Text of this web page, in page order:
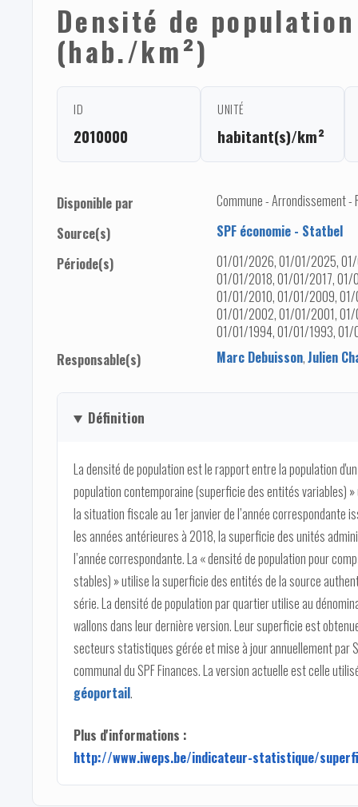
Densité de
(hab./km²)
ID
2010000
UNITÉ
habitant(s)/km²
Disponible par
Commune - Arrondissement -
Source(s)
SPF économie - Statbel
Période(s)
01/01/2026, 01/01/2025,
01/01/2018, 01/01/2017,
01/01/2010, 01/01/2009,
01/01/2002, 01/01/2001,
01/01/1994, 01/01/1993,
Responsable(s)
Marc Debuisson,Julien
Définition
La densité de population est le rapport entre la population
population contemporaine (superficie des entités variables)
la situation fiscale au 1er janvier de l’année correspondante
les années antérieures à 2018, la superficie des unités
l’année correspondante. La « densité de population pour
stables) » utilise la superficie des entités de la source
série. La densité de population par quartier utilise au
wallons dans leur dernière version. Leur superficie est
secteurs statistiques gérée et mise à jour annuellement par
communal du SPF Finances. La version actuelle est celle
géoportail.
Plus d'informations :
http://www.iweps.be/indicateur-statistique/